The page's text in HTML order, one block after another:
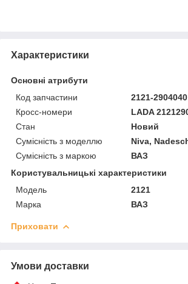
Характеристики
Основні атрибути
Код запчастини
2121-2904040
Кросс-номери
LADA
Стан
Новий
Сумісність з моделлю
Niva,
Сумісність з маркою
ВАЗ
Користувальницькі характеристики
Мoдель
2121
Марка
ВАЗ
Приховати
Умови доставки